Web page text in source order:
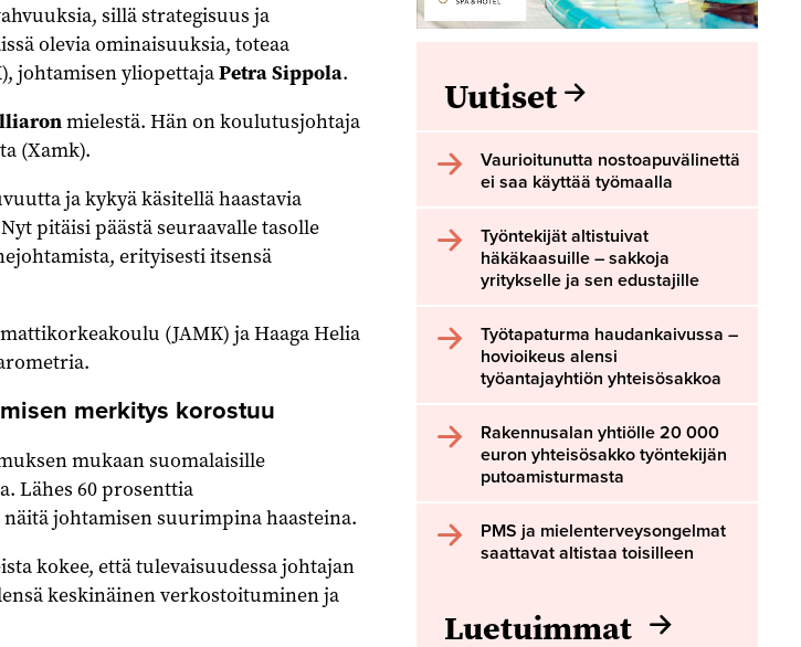
sillä strategisuus ja
olevia ominaisuuksia, toteaa
johtamisen yliopettajaPetra Sippola.
mielestä. Hän on koulutusjohtaja
(Xamk).
ja kykyä käsitellä haastavia
pitäisi päästä seuraavalle tasolle
erityisesti itsensä
(JAMK) ja Haaga Helia
merkitys korostuu
mukaan suomalaisille
Lähes 60 prosenttia
johtamisen suurimpina haasteina.
kokee, että tulevaisuudessa johtajan
keskinäinen verkostoituminen ja
Uutiset
Vaurioitunutta nostoapuvälinettä
ei saa käyttää työmaalla
Työntekijät altistuivat
häkäkaasuille – sakkoja
yritykselle ja sen edustajille
Työtapaturma haudankaivussa –
hovioikeus alensi
työantajayhtiön yhteisösakkoa
Rakennusalan yhtiölle 20 000
euron yhteisösakko työntekijän
putoamisturmasta
PMS ja mielenterveysongelmat
saattavat altistaa toisilleen
Luetuimmat